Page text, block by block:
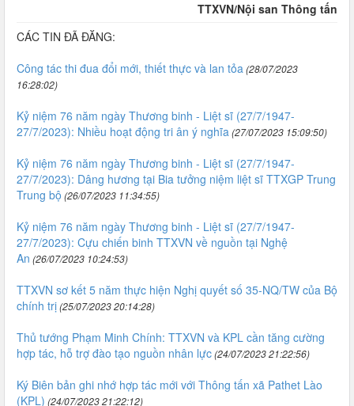
TTXVN/Nội san Thông tấn
CÁC TIN ĐÃ ĐĂNG:
Công tác thi đua đổi mới, thiết thực và lan tỏa(28/07/2023
16:28:02)
Kỷ niệm 76 năm ngày Thương binh - Liệt sĩ (27/7/1947-
27/7/2023): Nhiều hoạt động tri ân ý nghĩa(27/07/2023 15:09:50)
Kỷ niệm 76 năm ngày Thương binh - Liệt sĩ (27/7/1947-
27/7/2023): Dâng hương tại Bia tưởng niệm liệt sĩ TTXGP Trung
Trung bộ (26/07/2023 11:34:55)
Kỷ niệm 76 năm ngày Thương binh - Liệt sĩ (27/7/1947-
27/7/2023): Cựu chiến binh TTXVN về nguồn tại Nghệ
An (26/07/2023 10:24:53)
TTXVN sơ kết 5 năm thực hiện Nghị quyết số 35-NQ/TW của Bộ
chính trị(25/07/2023 20:14:28)
Thủ tướng Phạm Minh Chính: TTXVN và KPL cần tăng cường
hợp tác, hỗ trợ đào tạo nguồn nhân lực(24/07/2023 21:22:56)
Ký Biên bản ghi nhớ hợp tác mới với Thông tấn xã Pathet Lào
(KPL) (24/07/2023 21:22:12)